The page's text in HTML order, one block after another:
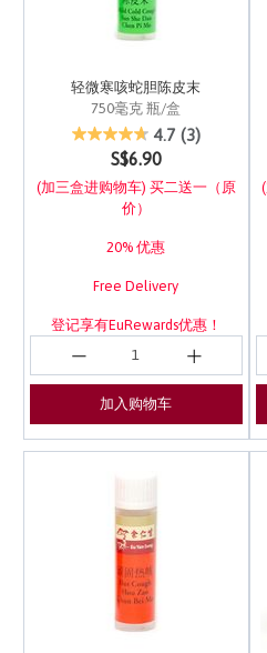
轻微寒咳蛇胆陈皮末
750毫克 瓶/盒
3.6 out of 5 Customer
4.7 (3)
S$6.90
(加三盒进购物车) 买二送一（原
价）
20% 优惠
Free Delivery
登记享有EuRewards优惠！
加入购物车